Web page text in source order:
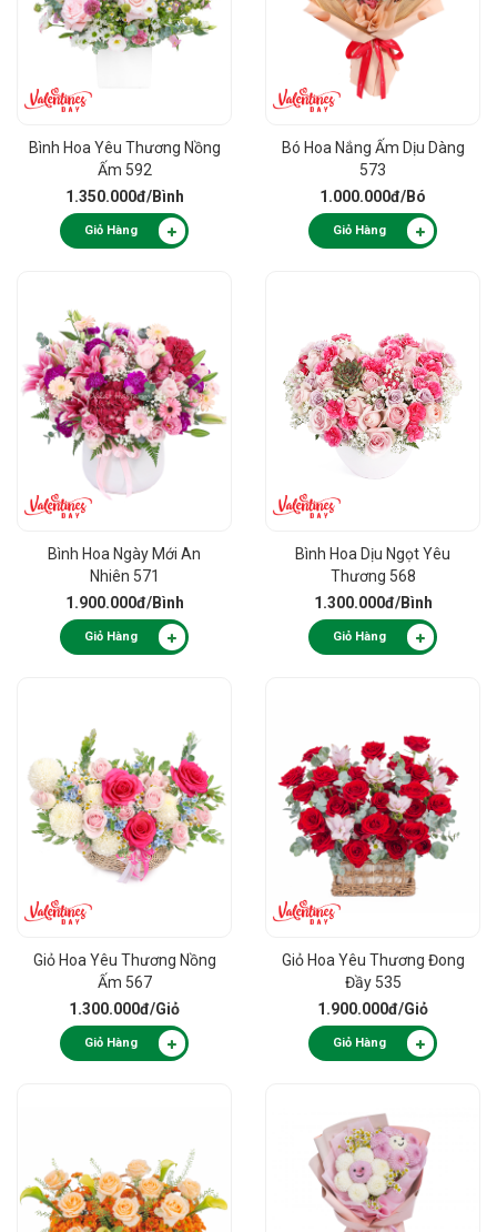
Bình Hoa Yêu Thương Nồng
Ấm 592
1.350.000đ/Bình
Giỏ Hàng
Bó Hoa Nắng Ấm Dịu Dàng
573
1.000.000đ/Bó
Giỏ Hàng
Bình Hoa Ngày Mới An
Nhiên 571
1.900.000đ/Bình
Giỏ Hàng
Bình Hoa Dịu Ngọt Yêu
Thương 568
1.300.000đ/Bình
Giỏ Hàng
Giỏ Hoa Yêu Thương Nồng
Ấm 567
1.300.000đ/Giỏ
Giỏ Hàng
Giỏ Hoa Yêu Thương Đong
Đầy 535
1.900.000đ/Giỏ
Giỏ Hàng